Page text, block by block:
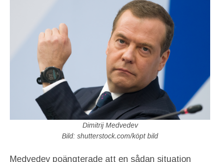
Dimitrij Medvedev
Bild: shutterstock.com/köpt bild
Medvedev poängterade att en sådan situation